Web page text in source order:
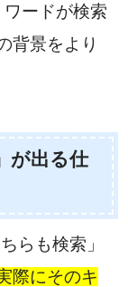
ードが検索
背景をより
が出る仕
らも検索」
際にそのキ